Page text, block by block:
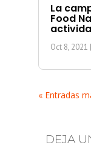
La
Food
Oct 8, 2021
« Entradas
DEJA